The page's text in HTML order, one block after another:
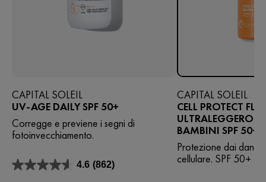
CAPITAL SOLEIL
UV-AGE DAILY SPF 50+
Corregge e previene i segni di
fotoinvecchiamento.
4.6 (862)
4.6
CAPITAL SOLEIL
CELL PROTECT
ULTRALEGGERO
BAMBINI SPF 50+
Protezione dai danni
cellulare. SPF 50+